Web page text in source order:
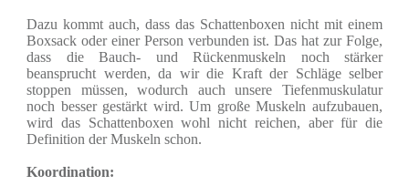
Dazu kommt auch, dass das Schattenboxen nicht mit einem
Boxsack oder einer Person verbunden ist. Das hat zur Folge,
dass die Bauch- und Rückenmuskeln noch stärker
beansprucht werden, da wir die Kraft der Schläge selber
stoppen müssen, wodurch auch unsere Tiefenmuskulatur
noch besser gestärkt wird. Um große Muskeln aufzubauen,
wird das Schattenboxen wohl nicht reichen, aber für die
Definition der Muskeln schon.
Koordination: